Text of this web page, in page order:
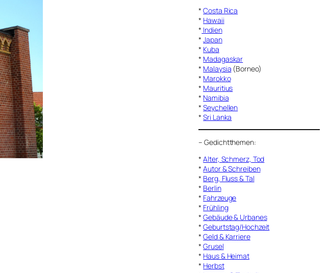
*Costa Rica
* Hawaii
* Indien
*Japan
* Kuba
* Madagaskar
* Malaysia (Borneo)
* Marokko
* Mauritius
* Namibia
*Seychellen
*Sri Lanka
–Gedichtthemen:
*Alter, Schmerz, Tod
*Autor & Schreiben
* Berg, Fluss & Tal
* Berlin
* Fahrzeuge
* Frühling
*Gebäude & Urbanes
*Geburtstag/Hochzeit
*Geld & Karriere
*Grusel
* Haus & Heimat
* Herbst